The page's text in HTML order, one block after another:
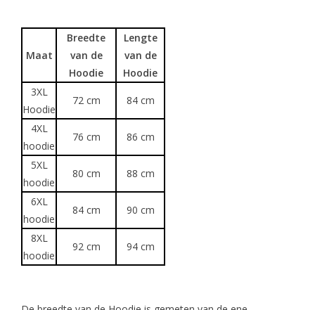
Maat
Breedte
van de
Hoodie
Lengte
van de
Hoodie
3XL
Hoodie
72 cm 84 cm
4XL
hoodie
76 cm 86 cm
5XL
hoodie
80 cm 88 cm
6XL
hoodie
84 cm 90 cm
8XL
hoodie
92 cm 94 cm